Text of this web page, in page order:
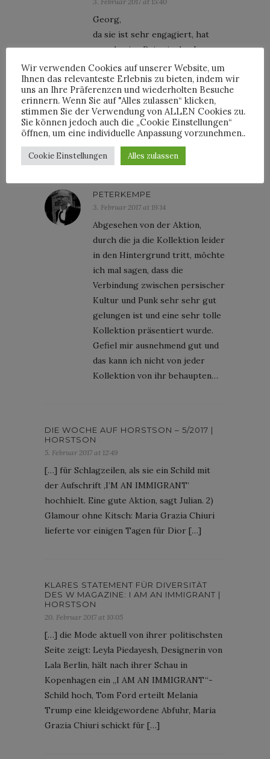
Georg,
da sie ist sehr engagiert, hat
gerade eine Reise in den Iran
gemacht und dort auch nicht
den Mund gehalten und sie
tatsächlich sehr erfolgreich,
einer der wenigen Labels die
auch international Bestand
haben.
PETERKEMPE
3. Februar 2017 at 19:14
Abgesehen von der Aktion,
durch die ja die Kollektion leider
in den Hintergrund tritt, möchte
ich mal sagen, dass die
Verbindung zwischen persischer
Kultur und Punk sehr sehr gut
gelungen ist und eine sehr tolle
Kollektion präsentiert wurde.
Gefiel mir ausnehmend gut und
das kann ich nicht von jeder
Kollektion von ihr behaupten…
DIE WOCHE AUF HORSTSON – 5/2017 |
HORSTSON
5. Februar 2017 at 12:49
[…] für Schlagzeilen, als sie ein Schild mit
der Aufschrift ,I’M AN IMMIGRANT’
hochhielt. Eine gute Aktion, sagt Julian. 2)
Glamour ohne Kitsch: Maria Grazia Chiuri
lieferte vor einigen Tagen für Dior […]
KLARES STATEMENT FÜR DIVERSITÄT
DES W MAGAZINE: I AM AN IMMIGRANT |
HORSTSON
20. Februar 2017 at 10:05
[…] die Mode aktuell von ihrer politischsten
Seite zeigt: Leyla Piedayesh, Designerin von
Lala Berlin, hält nach ihrer Schau in
Kopenhagen ein „I AM AN IMMIGRANT“-
Schild hoch, Tom Ford erteilt Melania
Trump eine kleidgewordene Abfuhr, Maria
Grazia Chiuri schickt für […]
Wir verwenden Cookies auf unserer Website, um
Ihnen das relevanteste Erlebnis zu bieten, indem wir
uns an Ihre Präferenzen und wiederholten Besuche
erinnern. Wenn Sie auf "Alles zulassen“ klicken,
stimmen Sie der Verwendung von ALLEN Cookies zu.
Sie können jedoch auch die „Cookie Einstellungen“
öffnen, um eine individuelle Anpassung vorzunehmen..
Cookie Einstellungen Alles zulassen